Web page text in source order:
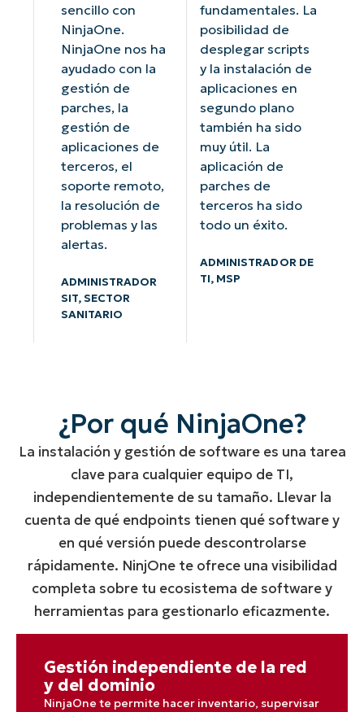
sencillo con
NinjaOne.
NinjaOne nos ha
ayudado con la
gestión de
parches, la
gestión de
aplicaciones de
terceros, el
soporte remoto,
la resolución de
problemas y las
alertas.
ADMINISTRADOR
SIT, SECTOR
SANITARIO
fundamentales. La
posibilidad de
desplegar scripts
y la instalación de
aplicaciones en
segundo plano
también ha sido
muy útil. La
aplicación de
parches de
terceros ha sido
todo un éxito.
ADMINISTRADOR DE
TI, MSP
¿Por qué NinjaOne?
La instalación y gestión de software es una tarea
clave para cualquier equipo de TI,
independientemente de su tamaño. Llevar la
cuenta de qué endpoints tienen qué software y
en qué versión puede descontrolarse
rápidamente. NinjOne te ofrece una visibilidad
completa sobre tu ecosistema de software y
herramientas para gestionarlo eficazmente.
Gestión independiente de la red
y del dominio
NinjaOne te permite hacer inventario, supervisar